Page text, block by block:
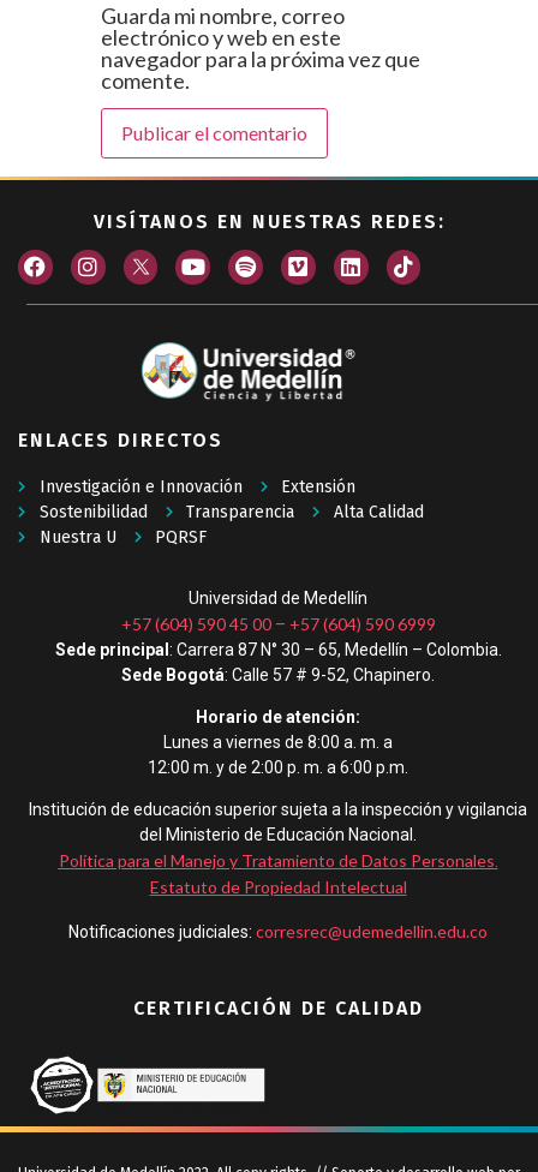
Guarda mi nombre, correo
electrónico y web en este
navegador para la próxima vez que
comente.
VISÍTANOS EN NUESTRAS REDES:
ENLACES DIRECTOS
Investigación e Innovación
Extensión
Sostenibilidad
Transparencia
Alta Calidad
Nuestra U
PQRSF
Universidad de Medellín
+57 (604) 590 45 00– +57 (604) 590 6999
Sede principal : Carrera 87 N° 30 – 65, Medellín – Colombia.
Sede Bogotá: Calle 57 # 9-52, Chapinero.
Horario de atención:
Lunes a viernes de 8:00 a. m. a
12:00 m. y de 2:00 p. m. a 6:00 p.m.
Institución de educación superior sujeta a la inspección y vigilancia
del Ministerio de Educación Nacional.
Política para el Manejo y Tratamiento de Datos Personales.
Estatuto de Propiedad Intelectual
Notificaciones judiciales: corresrec@udemedellin.edu.co
CERTIFICACIÓN DE CALIDAD